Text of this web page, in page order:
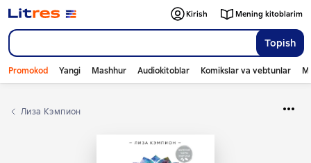
Topish
Kirish Mening kitoblarim
Promokod Yangi Mashhur Audiokitoblar Komikslar va vebtunlar
Лиза Кэмпион